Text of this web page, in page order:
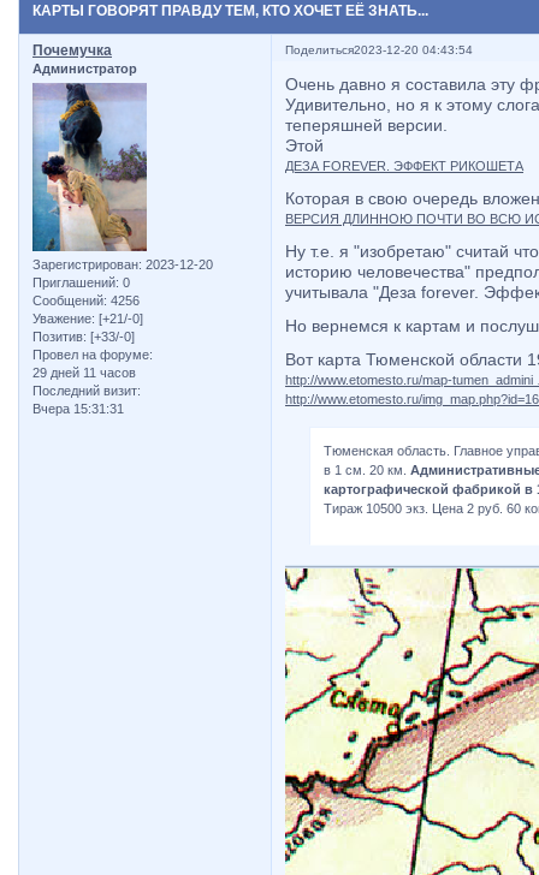
КАРТЫ ГОВОРЯТ ПРАВДУ ТЕМ, КТО ХОЧЕТ ЕЁ ЗНАТЬ...
Поделиться2023-12-20 04:43:54
Почемучка
Администратор
Зарегистрирован: 2023-12-20
Приглашений: 0
Сообщений: 4256
Уважение: [+21/-0]
Позитив: [+33/-0]
Провел на форуме:
29 дней 11 часов
Последний визит:
Вчера 15:31:31
Очень давно я составила эту
Удивительно, но я к этому
теперяшней версии.
Этой
ДЕЗА FOREVER. ЭФФЕКТ РИКОШЕТА
Которая в свою очередь
ВЕРСИЯ ДЛИННОЮ ПОЧТИ ВО ВСЮ
Ну т.е. я "изобретаю" считай
историю человечества"
учитывала "Деза forever.
Но вернемся к картам и
Вот карта Тюменской области
http://www.etomesto.ru/map-
http://www.etomesto.ru/
Тюменская область. Главное
в 1 см. 20 км.
картографической фабрикой в
Тираж 10500 экз. Цена 2 руб. 60